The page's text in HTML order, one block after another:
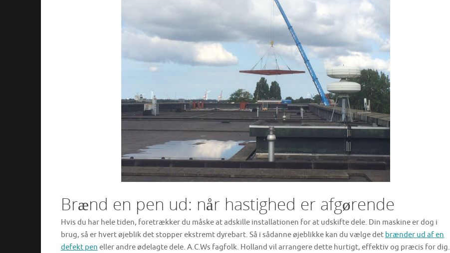
Brænd en pen ud: når hastighed er afgørende
Hvis du har hele tiden, foretrækker du måske at adskille installationen for at udskifte dele. Din maskine er dog i
brug, så er hvert øjeblik det stopper ekstremt dyrebart. Så i sådanne øjeblikke kan du vælge det brænder ud af en
defekt pen eller andre ødelagte dele. A.C.Ws fagfolk. Holland vil arrangere dette hurtigt, effektiv og præcis for dig.